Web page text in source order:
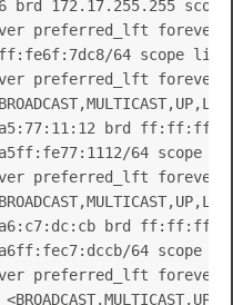
brd 172.17.255.255
preferred_lft forever
64 scope link
preferred_lft forever
brd
64 scope
preferred_lft forever
brd
64 scope
preferred_lft forever